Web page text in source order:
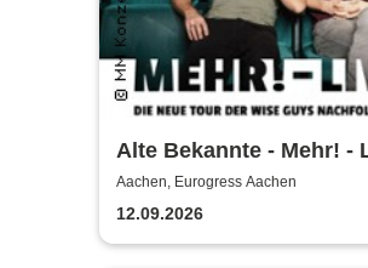
Alte Bekannte - Mehr! -
Aachen, Eurogress Aachen
12.09.2026